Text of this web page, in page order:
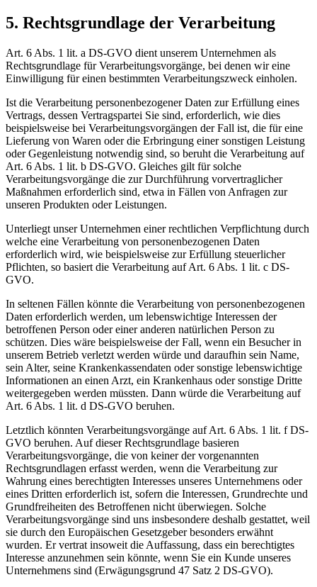
5. Rechtsgrundlage der Verarbeitung
Art. 6 Abs. 1 lit. a DS-GVO dient unserem Unternehmen als
Rechtsgrundlage für Verarbeitungsvorgänge, bei denen wir eine
Einwilligung für einen bestimmten Verarbeitungszweck einholen.
Ist die Verarbeitung personenbezogener Daten zur Erfüllung eines
Vertrags, dessen Vertragspartei Sie sind, erforderlich, wie dies
beispielsweise bei Verarbeitungsvorgängen der Fall ist, die für eine
Lieferung von Waren oder die Erbringung einer sonstigen Leistung
oder Gegenleistung notwendig sind, so beruht die Verarbeitung auf
Art. 6 Abs. 1 lit. b DS-GVO. Gleiches gilt für solche
Verarbeitungsvorgänge die zur Durchführung vorvertraglicher
Maßnahmen erforderlich sind, etwa in Fällen von Anfragen zur
unseren Produkten oder Leistungen.
Unterliegt unser Unternehmen einer rechtlichen Verpflichtung durch
welche eine Verarbeitung von personenbezogenen Daten
erforderlich wird, wie beispielsweise zur Erfüllung steuerlicher
Pflichten, so basiert die Verarbeitung auf Art. 6 Abs. 1 lit. c DS-
GVO.
In seltenen Fällen könnte die Verarbeitung von personenbezogenen
Daten erforderlich werden, um lebenswichtige Interessen der
betroffenen Person oder einer anderen natürlichen Person zu
schützen. Dies wäre beispielsweise der Fall, wenn ein Besucher in
unserem Betrieb verletzt werden würde und daraufhin sein Name,
sein Alter, seine Krankenkassendaten oder sonstige lebenswichtige
Informationen an einen Arzt, ein Krankenhaus oder sonstige Dritte
weitergegeben werden müssten. Dann würde die Verarbeitung auf
Art. 6 Abs. 1 lit. d DS-GVO beruhen.
Letztlich könnten Verarbeitungsvorgänge auf Art. 6 Abs. 1 lit. f DS-
GVO beruhen. Auf dieser Rechtsgrundlage basieren
Verarbeitungsvorgänge, die von keiner der vorgenannten
Rechtsgrundlagen erfasst werden, wenn die Verarbeitung zur
Wahrung eines berechtigten Interesses unseres Unternehmens oder
eines Dritten erforderlich ist, sofern die Interessen, Grundrechte und
Grundfreiheiten des Betroffenen nicht überwiegen. Solche
Verarbeitungsvorgänge sind uns insbesondere deshalb gestattet, weil
sie durch den Europäischen Gesetzgeber besonders erwähnt
wurden. Er vertrat insoweit die Auffassung, dass ein berechtigtes
Interesse anzunehmen sein könnte, wenn Sie ein Kunde unseres
Unternehmens sind (Erwägungsgrund 47 Satz 2 DS-GVO).